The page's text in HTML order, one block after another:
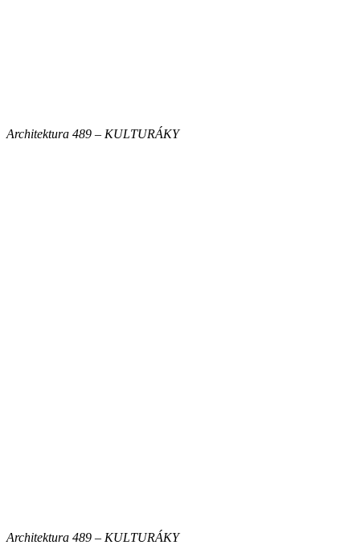
Architektura 489 – KULTURÁKY
Architektura 489 – KULTURÁKY